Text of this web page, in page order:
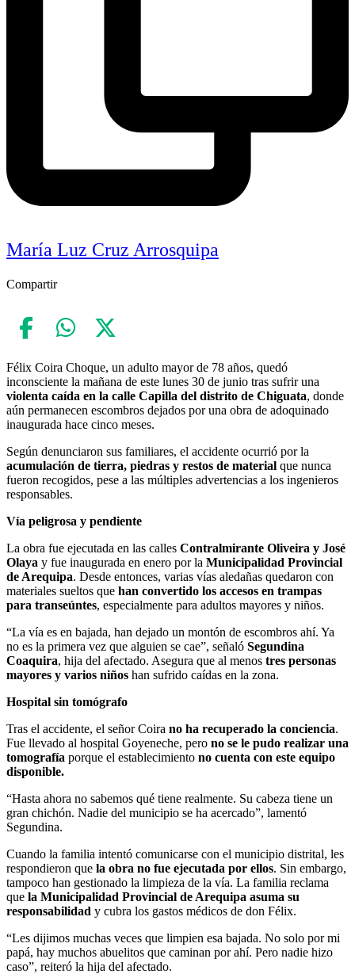
María Luz Cruz Arrosquipa
Compartir
Félix Coira Choque, un adulto mayor de 78 años, quedó
inconsciente la mañana de este lunes 30 de junio tras sufrir una
violenta caída en la calle Capilla del distrito de Chiguata, donde
aún permanecen escombros dejados por una obra de adoquinado
inaugurada hace cinco meses.
Según denunciaron sus familiares, el accidente ocurrió por la
acumulación de tierra, piedras y restos de material que nunca
fueron recogidos, pese a las múltiples advertencias a los ingenieros
responsables.
Vía peligrosa y pendiente
La obra fue ejecutada en las calles Contralmirante Oliveira y José
Olaya y fue inaugurada en enero por la Municipalidad Provincial
de Arequipa. Desde entonces, varias vías aledañas quedaron con
materiales sueltos que han convertido los accesos en trampas
para transeúntes, especialmente para adultos mayores y niños.
“La vía es en bajada, han dejado un montón de escombros ahí. Ya
no es la primera vez que alguien se cae”, señaló Segundina
Coaquira, hija del afectado. Asegura que al menos tres personas
mayores y varios niños han sufrido caídas en la zona.
Hospital sin tomógrafo
Tras el accidente, el señor Coira no ha recuperado la conciencia.
Fue llevado al hospital Goyeneche, pero no se le pudo realizar una
tomografía porque el establecimiento no cuenta con este equipo
disponible.
“Hasta ahora no sabemos qué tiene realmente. Su cabeza tiene un
gran chichón. Nadie del municipio se ha acercado”, lamentó
Segundina.
Cuando la familia intentó comunicarse con el municipio distrital, les
respondieron que la obra no fue ejecutada por ellos. Sin embargo,
tampoco han gestionado la limpieza de la vía. La familia reclama
que la Municipalidad Provincial de Arequipa asuma su
responsabilidad y cubra los gastos médicos de don Félix.
“Les dijimos muchas veces que limpien esa bajada. No solo por mi
papá, hay muchos abuelitos que caminan por ahí. Pero nadie hizo
caso”, reiteró la hija del afectado.